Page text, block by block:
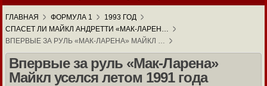
ГЛАВНАЯ ФОРМУЛА 1
1993 ГОД
СПАСЕТ ЛИ МАЙКЛ АНДРЕТТИ «МАК-ЛАРЕН…
ВПЕРВЫЕ ЗА РУЛЬ «МАК-ЛАРЕНА» МАЙКЛ …
Впервые за руль «Мак-Ларена»
Майкл уселся летом 1991 года